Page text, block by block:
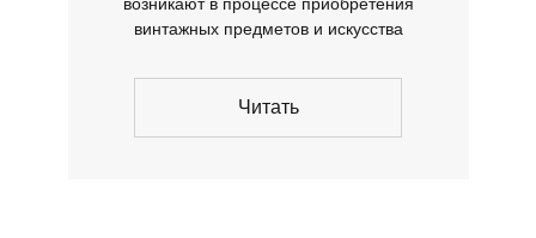
возникают в процессе приобретения
винтажных предметов и искусства
Читать